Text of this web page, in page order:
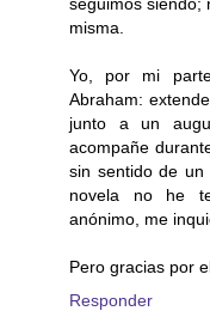
misma.
Yo, por mi
Abraham:
junto a un
acompañe
sin sentido de un
novela no he
anónimo, me
Pero gracias por
Responder